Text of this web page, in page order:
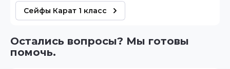
Сейфы Карат 1 класс
Остались вопросы? Мы готовы
помочь.